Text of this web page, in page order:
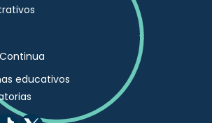
educativos